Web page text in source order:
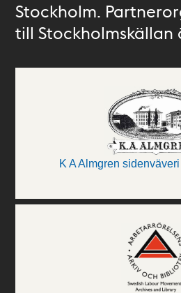
Stockholm.
till Stockholmskällan
K A Almgren